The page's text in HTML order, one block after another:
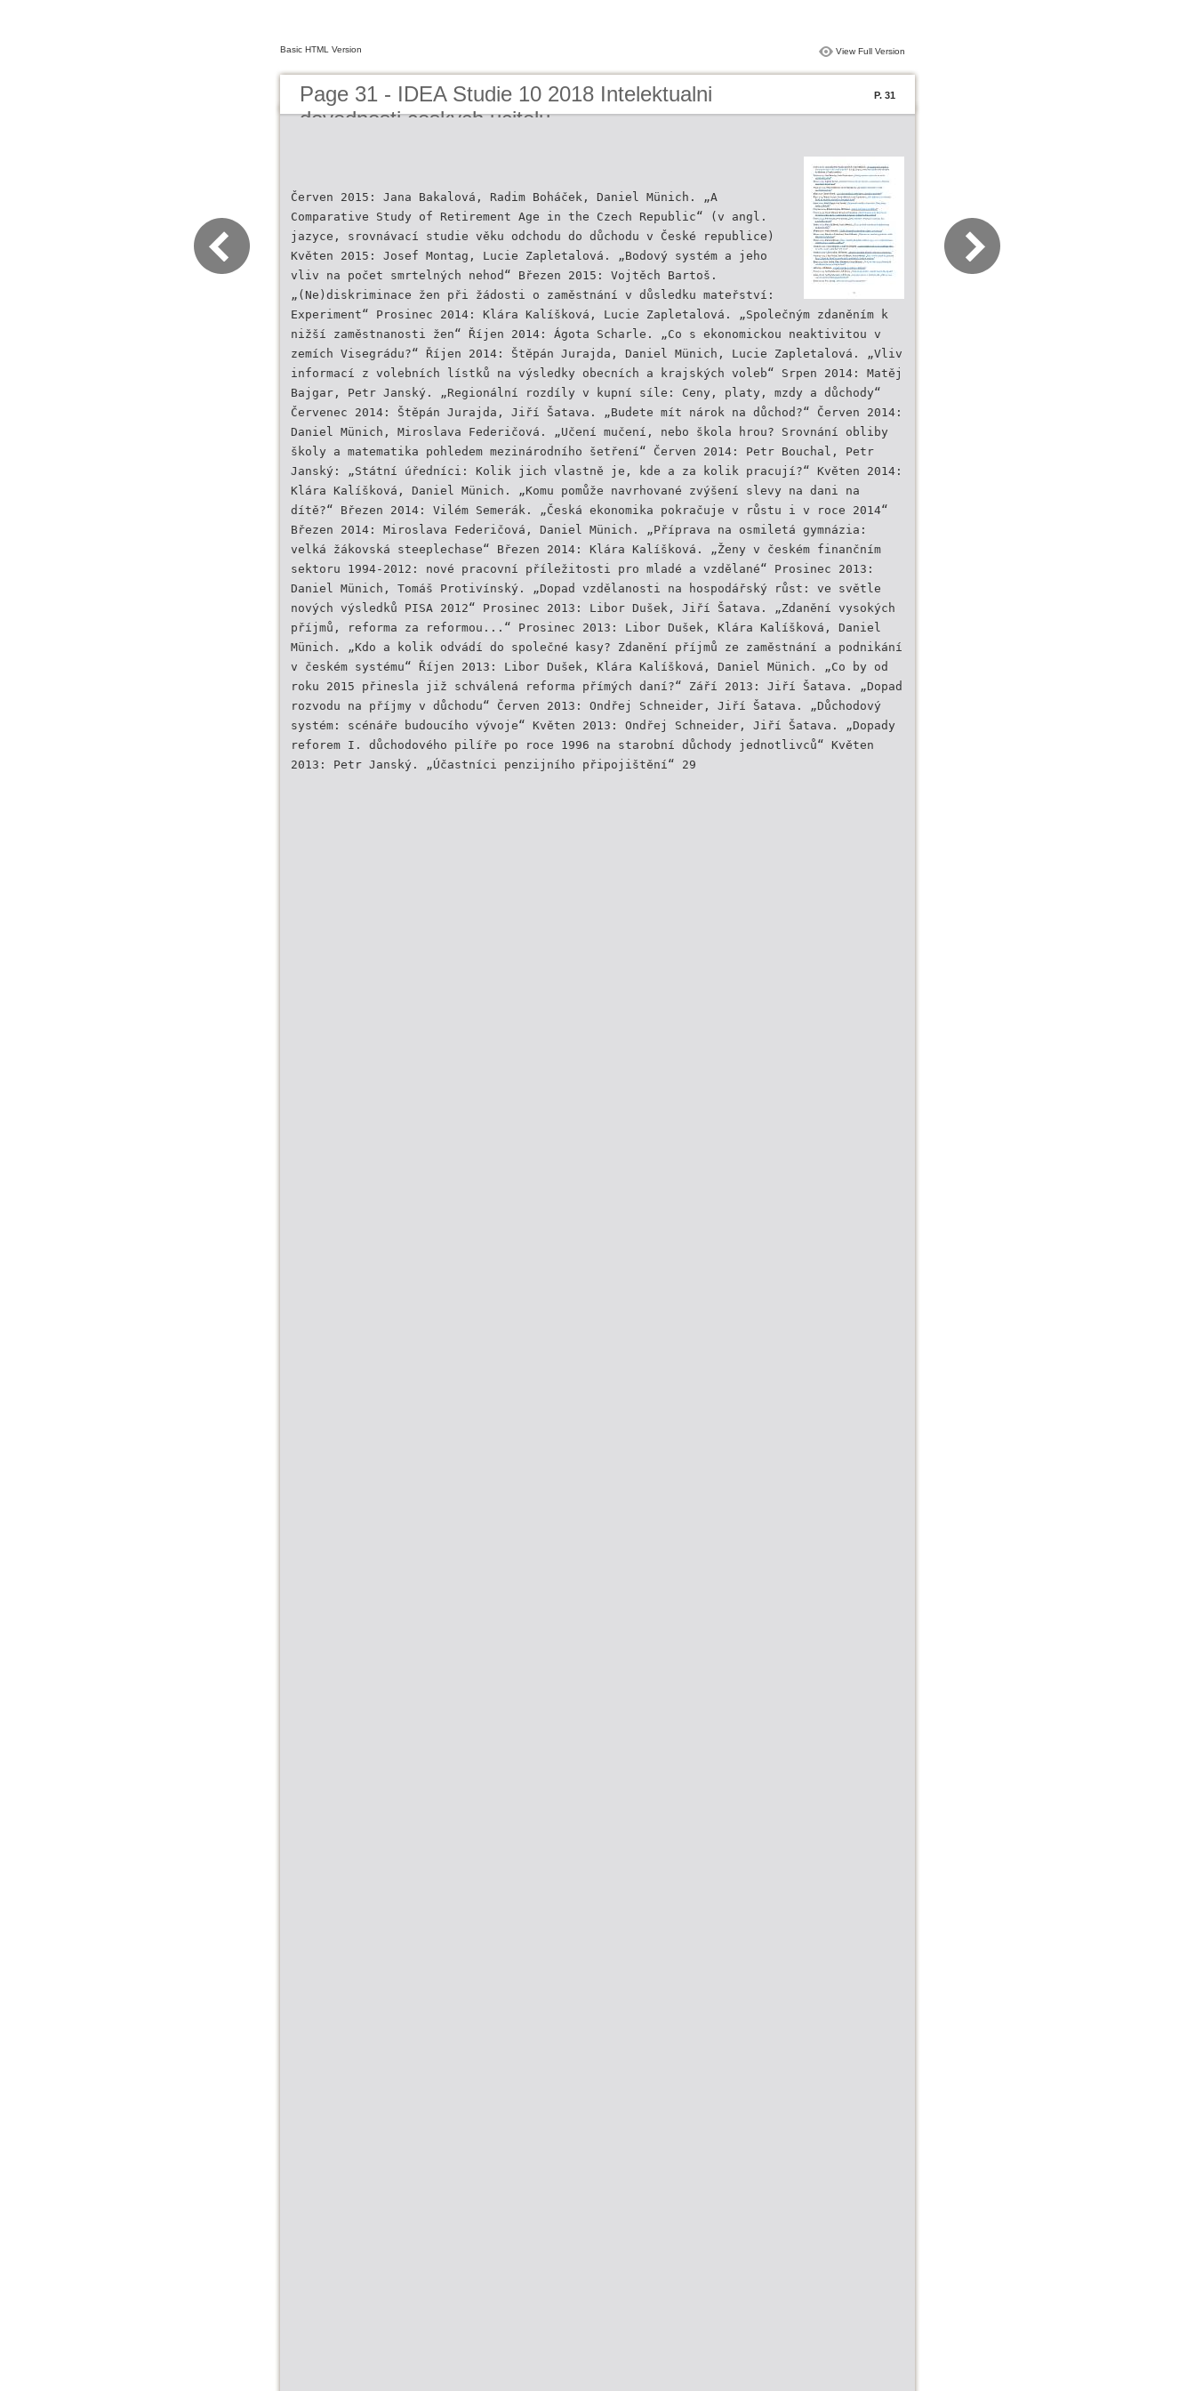
Basic HTML Version View Full Version
Page 31 - IDEA Studie 10 2018 Intelektualni
dovednosti ceskych ucitelu
P. 31
Červen 2015: Jana Bakalová, Radim Boháček, Daniel Münich. „A
Comparative Study of Retirement Age in the Czech Republic“ (v angl.
jazyce, srovnávací studie věku odchodu do důchodu v České republice)
Květen 2015: Josef Montag, Lucie Zapletalová. „Bodový systém a jeho
vliv na počet smrtelných nehod“ Březen 2015: Vojtěch Bartoš.
„(Ne)diskriminace žen při žádosti o zaměstnání v důsledku mateřství:
Experiment“ Prosinec 2014: Klára Kalíšková, Lucie Zapletalová. „Společným zdaněním k
nižší zaměstnanosti žen“ Říjen 2014: Ágota Scharle. „Co s ekonomickou neaktivitou v
zemích Visegrádu?“ Říjen 2014: Štěpán Jurajda, Daniel Münich, Lucie Zapletalová. „Vliv
informací z volebních lístků na výsledky obecních a krajských voleb“ Srpen 2014: Matěj
Bajgar, Petr Janský. „Regionální rozdíly v kupní síle: Ceny, platy, mzdy a důchody“
Červenec 2014: Štěpán Jurajda, Jiří Šatava. „Budete mít nárok na důchod?“ Červen 2014:
Daniel Münich, Miroslava Federičová. „Učení mučení, nebo škola hrou? Srovnání obliby
školy a matematika pohledem mezinárodního šetření“ Červen 2014: Petr Bouchal, Petr
Janský: „Státní úředníci: Kolik jich vlastně je, kde a za kolik pracují?“ Květen 2014:
Klára Kalíšková, Daniel Münich. „Komu pomůže navrhované zvýšení slevy na dani na
dítě?“ Březen 2014: Vilém Semerák. „Česká ekonomika pokračuje v růstu i v roce 2014“
Březen 2014: Miroslava Federičová, Daniel Münich. „Příprava na osmiletá gymnázia:
velká žákovská steeplechase“ Březen 2014: Klára Kalíšková. „Ženy v českém finančním
sektoru 1994-2012: nové pracovní příležitosti pro mladé a vzdělané“ Prosinec 2013:
Daniel Münich, Tomáš Protivínský. „Dopad vzdělanosti na hospodářský růst: ve světle
nových výsledků PISA 2012“ Prosinec 2013: Libor Dušek, Jiří Šatava. „Zdanění vysokých
příjmů, reforma za reformou...“ Prosinec 2013: Libor Dušek, Klára Kalíšková, Daniel
Münich. „Kdo a kolik odvádí do společné kasy? Zdanění příjmů ze zaměstnání a podnikání
v českém systému“ Říjen 2013: Libor Dušek, Klára Kalíšková, Daniel Münich. „Co by od
roku 2015 přinesla již schválená reforma přímých daní?“ Září 2013: Jiří Šatava. „Dopad
rozvodu na příjmy v důchodu“ Červen 2013: Ondřej Schneider, Jiří Šatava. „Důchodový
systém: scénáře budoucího vývoje“ Květen 2013: Ondřej Schneider, Jiří Šatava. „Dopady
reforem I. důchodového pilíře po roce 1996 na starobní důchody jednotlivců“ Květen
2013: Petr Janský. „Účastníci penzijního připojištění“ 29